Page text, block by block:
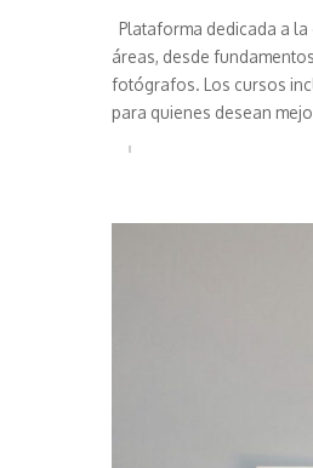
Plataforma dedicada a
áreas, desde
fotógrafos. Los cursos
para quienes desean